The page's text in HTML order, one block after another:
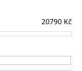
20790 Kč